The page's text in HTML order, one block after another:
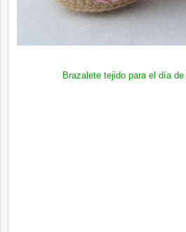
Brazalete tejido para el día